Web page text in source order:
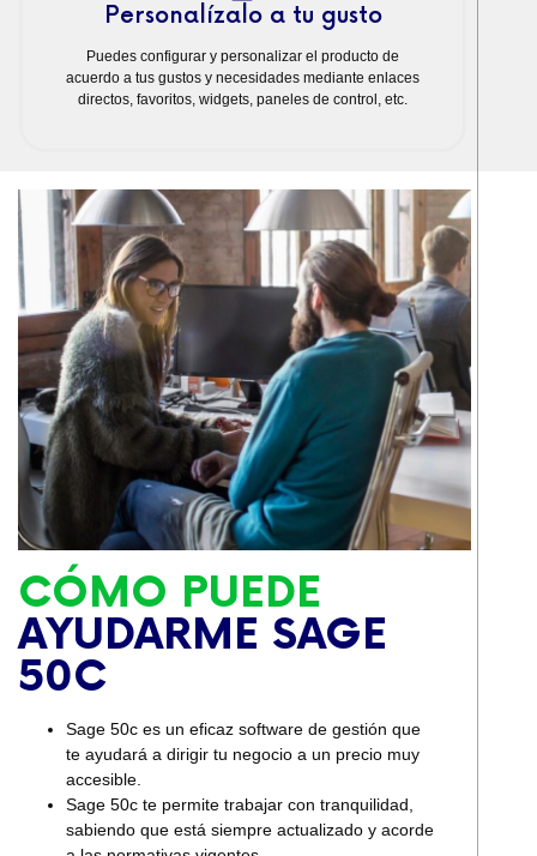
Personalízalo a tu gusto
Puedes configurar y personalizar el producto de
acuerdo a tus gustos y necesidades mediante enlaces
directos, favoritos, widgets, paneles de control, etc.
CÓMO PUEDE
AYUDARME SAGE
50C
Sage 50c es un eficaz software de gestión que
te ayudará a dirigir tu negocio a un precio muy
accesible.
Sage 50c te permite trabajar con tranquilidad,
sabiendo que está siempre actualizado y acorde